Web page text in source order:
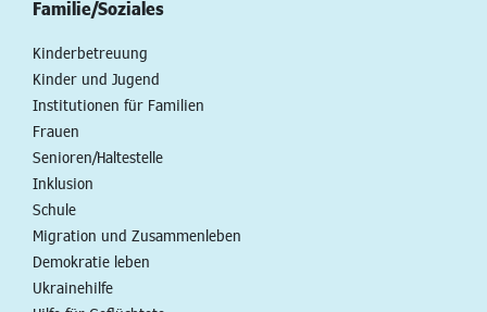
Familie/Soziales
Kinderbetreuung
Kinder und Jugend
Institutionen für Familien
Frauen
Senioren/Haltestelle
Inklusion
Schule
Migration und Zusammenleben
Demokratie leben
Ukrainehilfe